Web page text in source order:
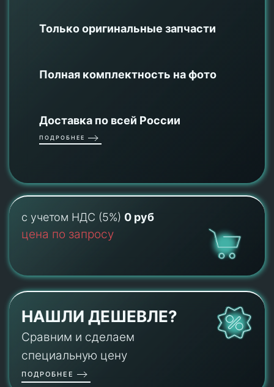
Только оригинальные запчасти
Полная комплектность на фото
Доставка по всей России
ПОДРОБНЕЕ
с учетом НДС (5%) 0 руб
цена по запросу
НАШЛИ ДЕШЕВЛЕ?
Сравним и сделаем
специальную цену
ПОДРОБНЕЕ